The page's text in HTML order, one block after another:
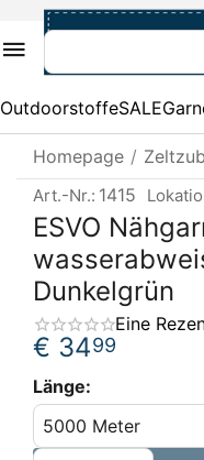
OutdoorstoffeSALE
Homepage /
Art.-Nr.: 1415
ESVO
Dunkelgrün
Eine
€ 3499
Länge: